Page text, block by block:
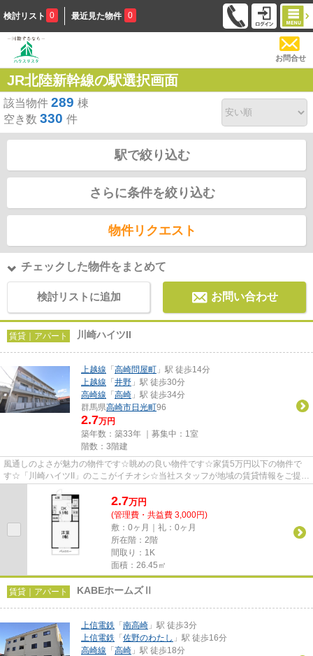
検討リスト 0 最近見た物件 0
お問合せ
JR北陸新幹線の駅選択画面
該当物件 289 棟
空き数 330 件
駅で絞り込む
さらに条件を絞り込む
物件リクエスト
チェックした物件をまとめて
検討リストに追加 お問い合わせ
賃貸｜アパート 川崎ハイツII
上越線 「 高崎問屋町 」駅 徒歩14分
上越線 「 井野 」駅 徒歩30分
高崎線 「 高崎 」駅 徒歩34分
群馬県高崎市日光町96
2.7万円
築年数：築33年 ｜募集中： 1室
階数：3階建
風通しのよさが魅力の物件です☆眺めの良い物件です☆家賃5万円以下の物件で
す☆「川崎ハイツII」のここがイチオシ☆当社スタッフが地域の賃貸情報をご提供
2.7万円
(管理費・共益費 3,000円)
敷：0ヶ月｜礼：0ヶ月
所在階：2階
間取り：1K
面積：26.45㎡
賃貸｜アパート KABEホームズⅡ
上信電鉄 「 南高崎 」駅 徒歩3分
上信電鉄 「 佐野のわたし 」駅 徒歩16分
高崎線 「 高崎 」駅 徒歩18分